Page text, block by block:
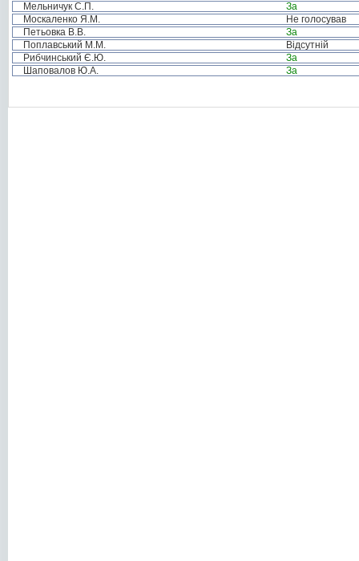
Мельничук С.П.
За
Москаленко Я.М.
Не голосував
Петьовка В.В.
За
Поплавський М.М.
Відсутній
Рибчинський Є.Ю.
За
Шаповалов Ю.А.
За